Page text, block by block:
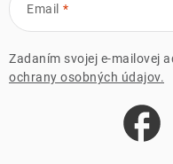
Email
Zadaním svojej e-mailovej
ochrany osobných údajov.